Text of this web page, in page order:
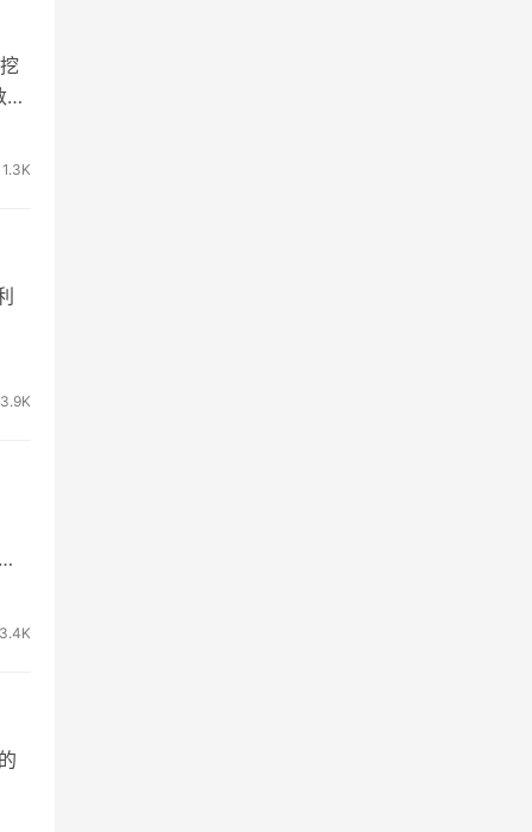
1.3K
3.9K
3.4K